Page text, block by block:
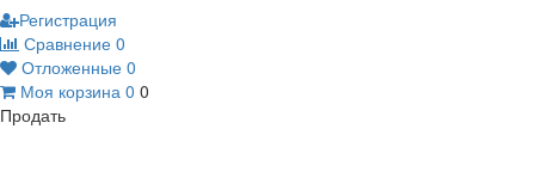
Регистрация
Сравнение 0
Отложенные 0
Моя корзина 0 0
Продать